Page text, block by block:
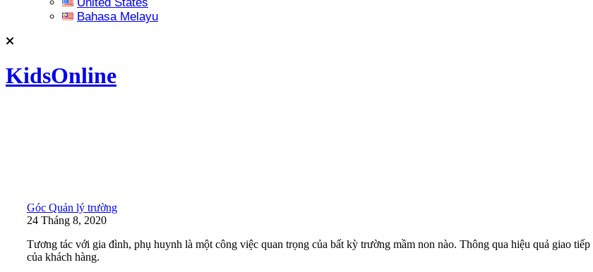
Bahasa Melayu
KidsOnline
Góc Quản lý trường
24 Tháng 8, 2020
Tương tác với gia đình, phụ huynh là một công việc quan trọng của bất kỳ trường mầm non nào. Thông qua hiệu quả giao
của khách hàng.